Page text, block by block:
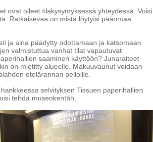
ovat olleet tilakysymyksessä yhteydessä. Voisi
Ratkaisevaa on mistä löytyisi pääomaa.
ja aina päädytty odottamaan ja katsomaan
valmistuttua vanhat tilat vapautuvat
saaminen käyttöön? Junaraiteet
on mietitty alueelle. Makuuvaunut voidaan
etelärannan pelloille.
selvityksen Tissuen paperihallien
tehdä museokentän.